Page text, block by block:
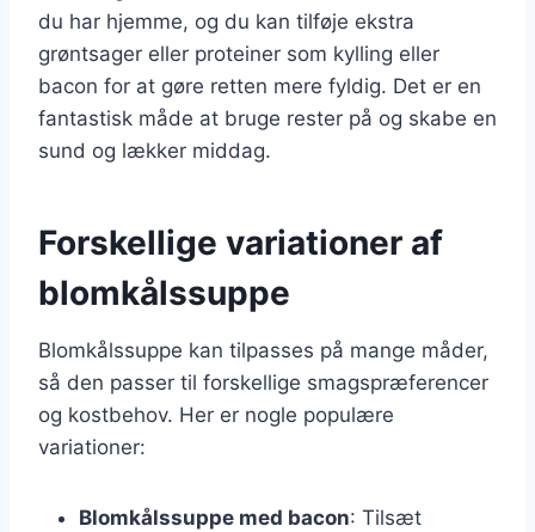
du har hjemme, og du kan tilføje ekstra
grøntsager eller proteiner som kylling eller
bacon for at gøre retten mere fyldig. Det er en
fantastisk måde at bruge rester på og skabe en
sund og lækker middag.
Forskellige variationer af
blomkålssuppe
Blomkålssuppe kan tilpasses på mange måder,
så den passer til forskellige smagspræferencer
og kostbehov. Her er nogle populære
variationer:
Blomkålssuppe med bacon: Tilsæt